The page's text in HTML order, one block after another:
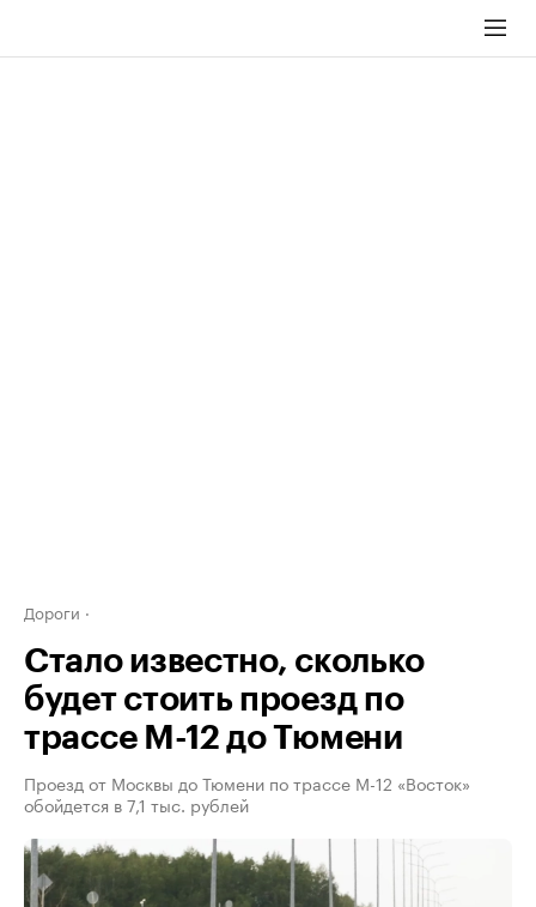
Дороги
Стало известно, сколько
будет стоить проезд по
трассе М-12 до Тюмени
Проезд от Москвы до Тюмени по трассе М-12 «Восток»
обойдется в 7,1 тыс. рублей